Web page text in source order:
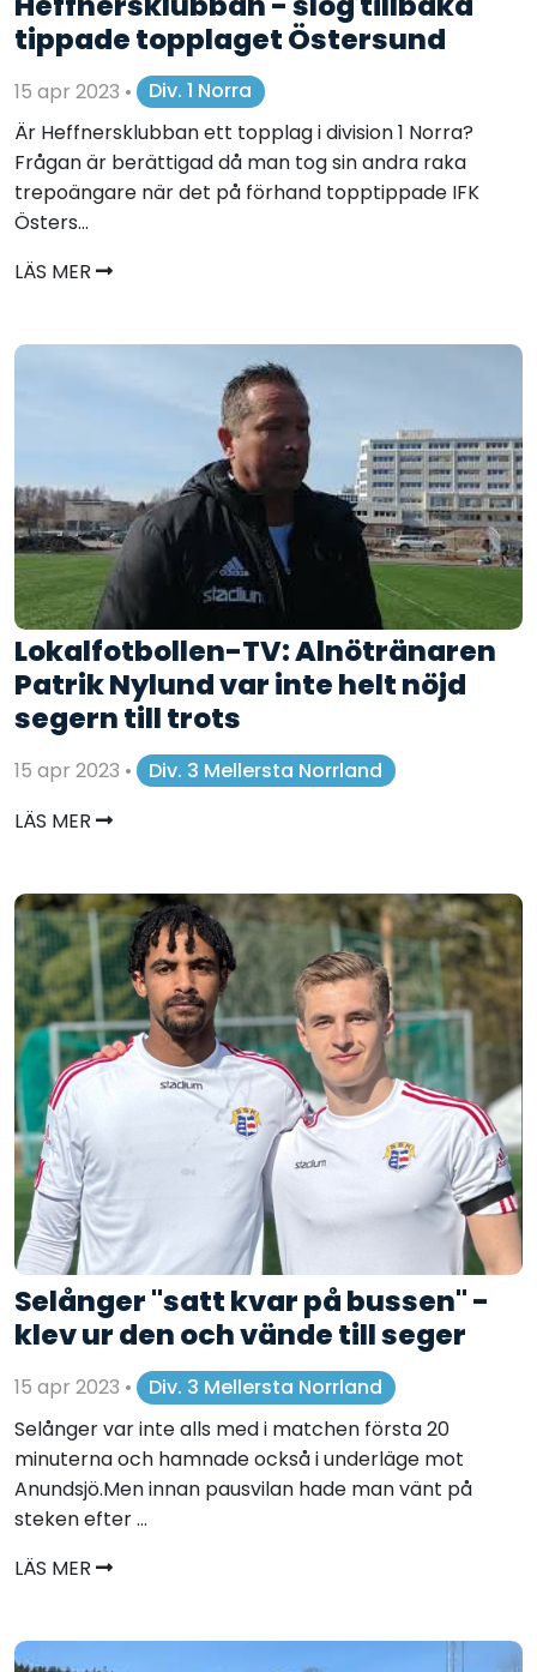
tippade topplaget Östersund
15 apr 2023 •
Div. 1 Norra
Är Heffnersklubban ett topplag i division 1 Norra?
Frågan är berättigad då man tog sin andra raka
trepoängare när det på förhand topptippade IFK
Östers...
LÄS MER
Lokalfotbollen-TV: Alnötränaren
Patrik Nylund var inte helt nöjd
segern till trots
15 apr 2023 •
Div. 3 Mellersta Norrland
LÄS MER
Selånger "satt kvar på bussen" -
klev ur den och vände till seger
15 apr 2023 •
Div. 3 Mellersta Norrland
Selånger var inte alls med i matchen första 20
minuterna och hamnade också i underläge mot
Anundsjö.Men innan pausvilan hade man vänt på
steken efter ...
LÄS MER